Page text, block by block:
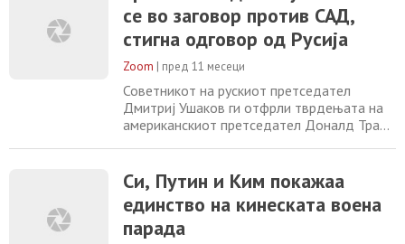
Џинпинг, рускиот претседател Владимир
Путин и севернокорејскиот лидер Ким
Џонг Ун, кои беа заедно на парадата.
„Големото прашање
се во заговор против САД,
стигна одговор од Русија
Zoom | пред 11 месеци
Советникот на рускиот претседател
Дмитриј Ушаков ги отфрли тврдењата на
американскиот претседател Доналд Трамп
Кога започна воената парада во Пекинг,
Трамп напиша на неговата социјална
мрежа: „Нека претседателот Кси и
прекрасниот народ на Кина имаат голем и
Си, Путин и Ким покажаа
единство на кинеската воена
парада